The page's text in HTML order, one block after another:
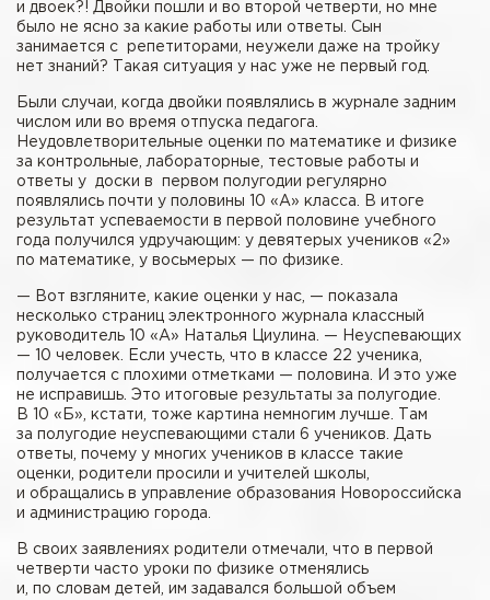
и двоек?! Двойки пошли и во второй четверти, но мне
было не ясно за какие работы или ответы. Сын
занимается с репетиторами, неужели даже на тройку
нет знаний? Такая ситуация у нас уже не первый год.
Были случаи, когда двойки появлялись в журнале задним
числом или во время отпуска педагога.
Неудовлетворительные оценки по математике и физике
за контрольные, лабораторные, тестовые работы и
ответы у доски в первом полугодии регулярно
появлялись почти у половины 10 «А» класса. В итоге
результат успеваемости в первой половине учебного
года получился удручающим: у девятерых учеников «2»
по математике, у восьмерых — по физике.
— Вот взгляните, какие оценки у нас, — показала
несколько страниц электронного журнала классный
руководитель 10 «А» Наталья Циулина. — Неуспевающих
— 10 человек. Если учесть, что в классе 22 ученика,
получается с плохими отметками — половина. И это уже
не исправишь. Это итоговые результаты за полугодие.
В 10 «Б», кстати, тоже картина немногим лучше. Там
за полугодие неуспевающими стали 6 учеников. Дать
ответы, почему у многих учеников в классе такие
оценки, родители просили и учителей школы,
и обращались в управление образования Новороссийска
и администрацию города.
В своих заявлениях родители отмечали, что в первой
четверти часто уроки по физике отменялись
и, по словам детей, им задавался большой объем